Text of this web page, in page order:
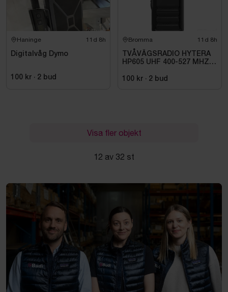
Haninge 11d 8h
Digitalvåg Dymo
100 kr · 2 bud
Bromma 11d 8h
TVÅVÄGSRADIO HYTERA
HP605 UHF 400-527 MHZ
100 kr · 2 bud
Visa fler objekt
12 av 32 st